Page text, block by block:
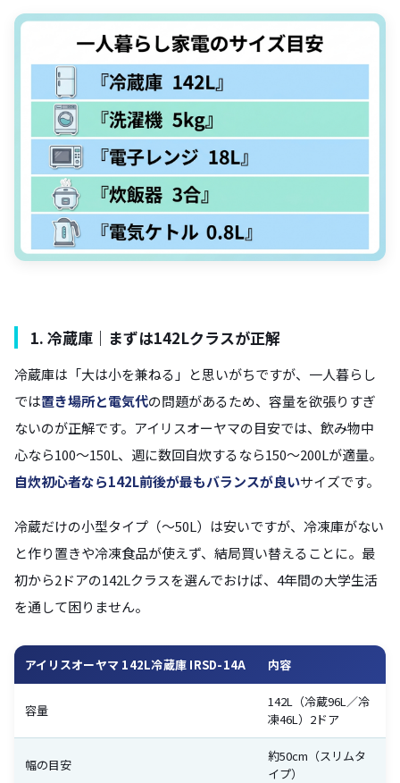
1. 冷蔵庫｜まずは142Lクラスが正解
冷蔵庫は「大は小を兼ねる」と思いがちですが、一人暮らし
では置き場所と電気代の問題があるため、容量を欲張りすぎ
ないのが正解です。アイリスオーヤマの目安では、飲み物中
心なら100〜150L、週に数回自炊するなら150〜200Lが適量。
自炊初心者なら142L前後が最もバランスが良いサイズです。
冷蔵だけの小型タイプ（〜50L）は安いですが、冷凍庫がない
と作り置きや冷凍食品が使えず、結局買い替えることに。最
初から2ドアの142Lクラスを選んでおけば、4年間の大学生活
を通して困りません。
アイリスオーヤマ 142L冷蔵庫 IRSD-14A 内容
容量
142L（冷蔵96L／冷
凍46L）2ドア
幅の目安
約50cm（スリムタ
イプ）